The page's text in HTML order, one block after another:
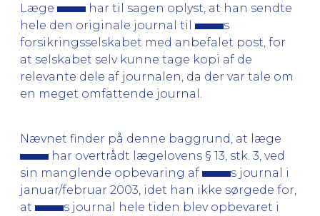
Læge
har til sagen oplyst, at han sendte
hele den originale journal til
s
forsikringsselskabet med anbefalet post, for
at selskabet selv kunne tage kopi af de
relevante dele af journalen, da der var tale om
en meget omfattende journal.
Nævnet finder på denne baggrund, at læge
har overtrådt lægelovens § 13, stk. 3, ved
sin manglende opbevaring af
s journal i
januar/februar 2003, idet han ikke sørgede for,
at
s journal hele tiden blev opbevaret i